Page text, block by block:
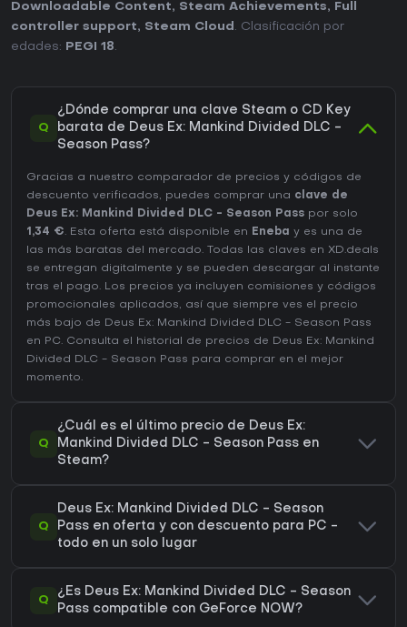
Downloadable Content, Steam Achievements,
Full
controller support, Steam Cloud . Clasificación por
edades:
PEGI 18.
Q
¿Dónde comprar una clave Steam o CD Key
barata de Deus Ex: Mankind Divided DLC -
Season Pass?
Gracias a nuestro comparador de precios y códigos de
descuento verificados, puedes comprar una clave de
Deus Ex: Mankind Divided DLC - Season Pass por solo
1,34 €. Esta oferta está disponible en Eneba y es una de
las más baratas del mercado. Todas las claves en XD.deals
se entregan digitalmente y se pueden descargar al instante
tras el pago. Los precios ya incluyen comisiones y códigos
promocionales aplicados, así que siempre ves el precio
más bajo de Deus Ex: Mankind Divided DLC - Season Pass
en PC. Consulta el
historial de precios de Deus Ex: Mankind
Divided DLC - Season Pass para comprar en el mejor
momento.
Q
¿Cuál es el último precio de Deus Ex:
Mankind Divided DLC - Season Pass en
Steam?
Q
Deus Ex: Mankind Divided DLC - Season
Pass en oferta y con descuento para PC -
todo en un solo lugar
Q
¿Es Deus Ex: Mankind Divided DLC - Season
Pass compatible con GeForce NOW?